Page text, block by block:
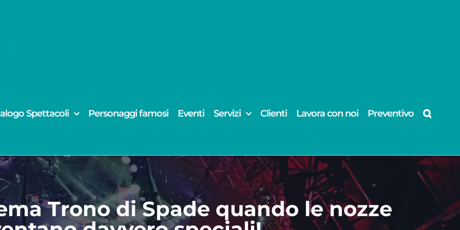
Spettacoli Personaggi famosi Eventi Servizi Clienti Lavora con noi Preventivo
Trono di Spade quando le nozze